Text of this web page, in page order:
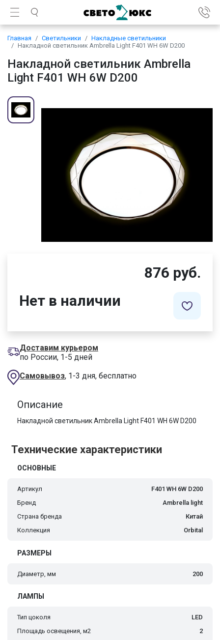
Главная Светильники
Накладные светильники
Накладной светильник Ambrella Light F401 WH 6W D200
Накладной светильник Ambrella
Light F401 WH 6W D200
876 руб.
Нет в наличии
Доставим курьером
по России, 1-5 дней
Самовывоз, 1-3 дня, бесплатно
Описание
Накладной светильник Ambrella Light F401 WH 6W D200
Технические характеристики
ОСНОВНЫЕ
Артикул
F401 WH 6W D200
Бренд
Ambrella light
Страна бренда
Китай
Коллекция
Orbital
РАЗМЕРЫ
Диаметр, мм 200
ЛАМПЫ
Тип цоколя
LED
Площадь освещения, м2
2